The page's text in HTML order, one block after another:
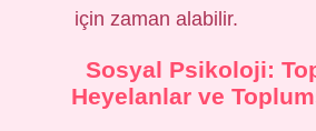
için zaman alabilir.
Sosyal Psikoloji:
Heyelanlar ve